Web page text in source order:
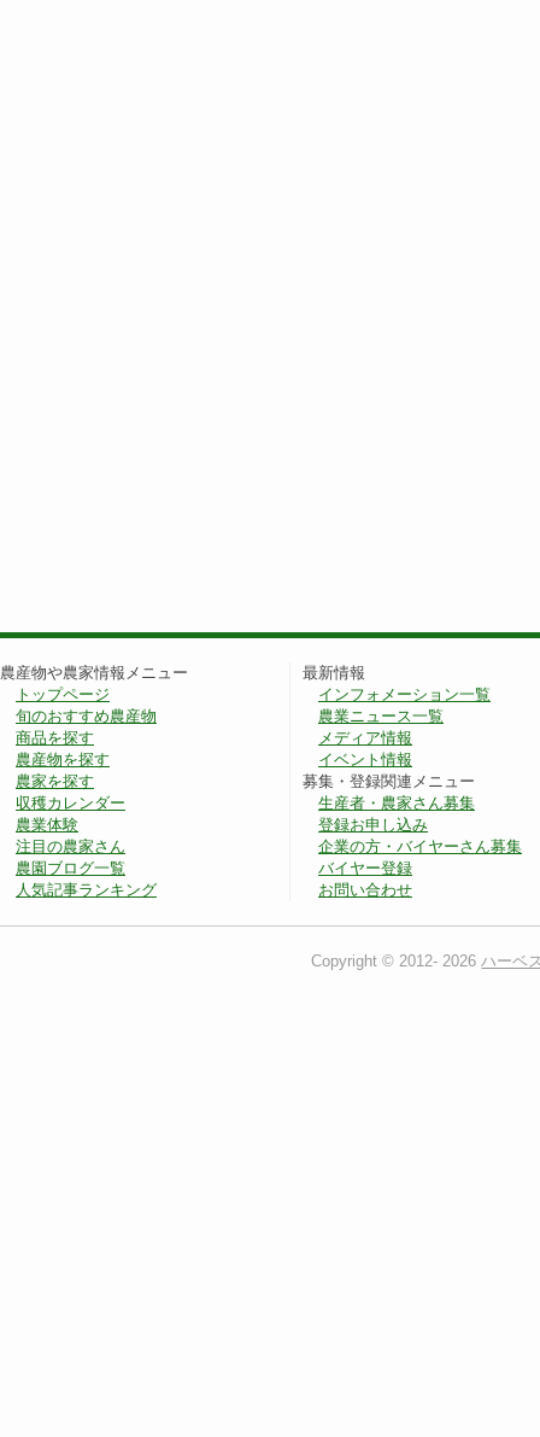
農産物や農家情報メニュー
トップページ
旬のおすすめ農産物
商品を探す
農産物を探す
農家を探す
収穫カレンダー
農業体験
注目の農家さん
農園ブログ一覧
人気記事ランキング
最新情報
インフォメーション一覧
農業ニュース一覧
メディア情報
イベント情報
募集・登録関連メニュー
生産者・農家さん募集
登録お申し込み
企業の方・バイヤーさん募集
バイヤー登録
お問い合わせ
Copyright © 2012- 2026 ハーベ